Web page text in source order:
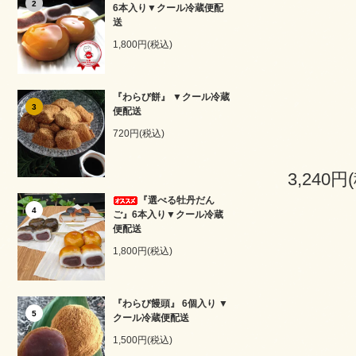
2
6本入り▼クール冷蔵便配
送
1,800円(税込)
3
『わらび餅』 ▼クール冷蔵
便配送
720円(税込)
4
『選べる牡丹だん
ご』6本入り▼クール冷蔵
便配送
1,800円(税込)
5
『わらび饅頭』 6個入り ▼
クール冷蔵便配送
1,500円(税込)
3,240円